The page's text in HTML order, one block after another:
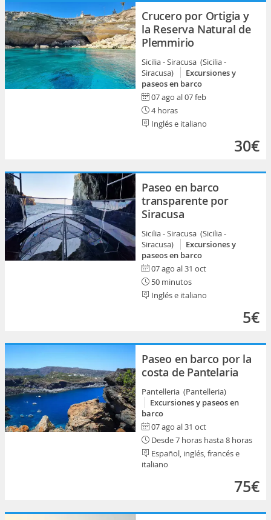
Crucero por Ortigia y
la Reserva Natural de
Plemmirio
Sicilia - Siracusa (Sicilia -
Siracusa)
Excursiones y
paseos en barco
07 ago al 07 feb
4 horas
Inglés e italiano
30€
Paseo en barco
transparente por
Siracusa
Sicilia - Siracusa (Sicilia -
Siracusa)
Excursiones y
paseos en barco
07 ago al 31 oct
50 minutos
Inglés e italiano
5€
Paseo en barco por la
costa de Pantelaria
Pantelleria (Pantelleria)
Excursiones y paseos en
barco
07 ago al 31 oct
Desde 7 horas hasta 8 horas
Español, inglés, francés e
italiano
75€